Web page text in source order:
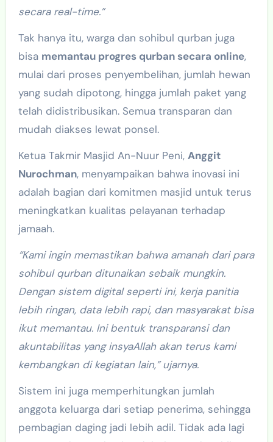
secara real-time.”
Tak hanya itu, warga dan sohibul qurban juga
bisa memantau progres qurban secara online,
mulai dari proses penyembelihan, jumlah hewan
yang sudah dipotong, hingga jumlah paket yang
telah didistribusikan. Semua transparan dan
mudah diakses lewat ponsel.
Ketua Takmir Masjid An-Nuur Peni, Anggit
Nurochman, menyampaikan bahwa inovasi ini
adalah bagian dari komitmen masjid untuk terus
meningkatkan kualitas pelayanan terhadap
jamaah.
“Kami ingin memastikan bahwa amanah dari para
sohibul qurban ditunaikan sebaik mungkin.
Dengan sistem digital seperti ini, kerja panitia
lebih ringan, data lebih rapi, dan masyarakat bisa
ikut memantau. Ini bentuk transparansi dan
akuntabilitas yang insyaAllah akan terus kami
kembangkan di kegiatan lain,” ujarnya.
Sistem ini juga memperhitungkan jumlah
anggota keluarga dari setiap penerima, sehingga
pembagian daging jadi lebih adil. Tidak ada lagi